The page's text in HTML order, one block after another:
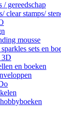
/ gereedschap
clear stamps/
mousse
sets en
en boeken